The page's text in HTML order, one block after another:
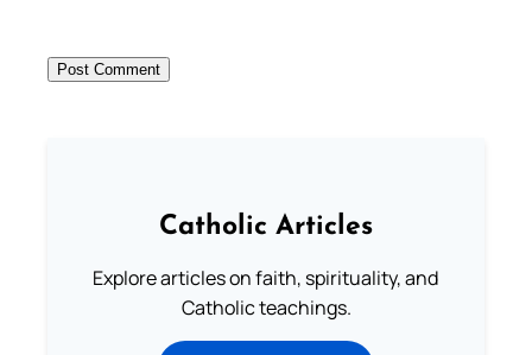
Catholic Articles
Explore articles on faith, spirituality, and
Catholic teachings.